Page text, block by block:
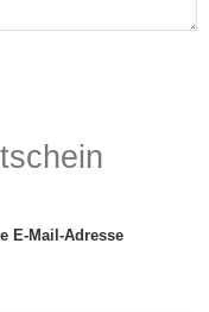
E-Mail-Adresse